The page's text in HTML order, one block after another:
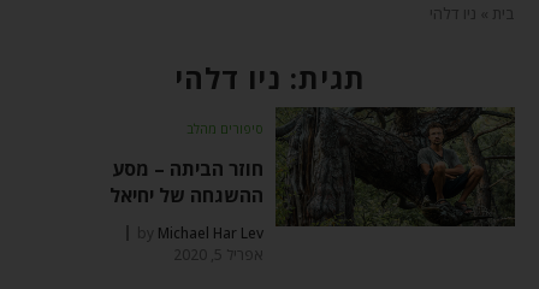
בית ניו דלהי
תגית: ניו דלהי
סיפורים מהלב
חוזר הביתה – מסע
ההשגחה של יחיאל
by Michael Har Lev
אפריל 5, 2020